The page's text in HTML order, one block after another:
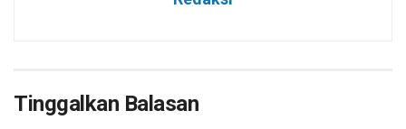
Tinggalkan Balasan